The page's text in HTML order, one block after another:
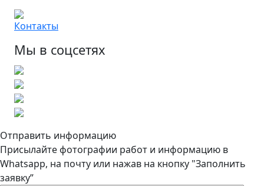
Контакты
Мы в соцсетях
Отправить информацию
Присылайте фотографии работ и информацию в
Whatsapp, на почту или нажав на кнопку "Заполнить
заявку”